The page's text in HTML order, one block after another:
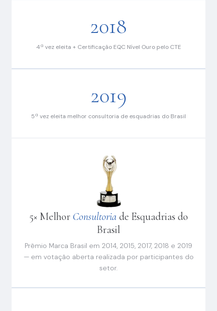
2018
4ª vez eleita + Certificação EQC Nível Ouro pelo CTE
2019
5ª vez eleita melhor consultoria de esquadrias do Brasil
5× Melhor Consultoria de Esquadrias do
Brasil
Prêmio Marca Brasil em 2014, 2015, 2017, 2018 e 2019
— em votação aberta realizada por participantes do
setor.